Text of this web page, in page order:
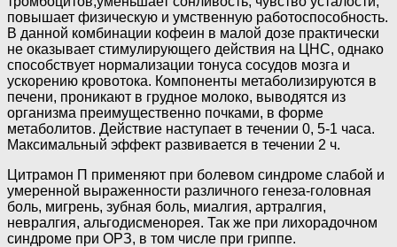
повышает физическую и умственную работоспособность.
В данной комбинации кофеин в малой дозе практически
не оказывает стимулирующего действия на ЦНС, однако
способствует нормализации тонуса сосудов мозга и
ускорению кровотока. Компоненты метаболизируются в
печени, проникают в грудное молоко, выводятся из
организма преимущественно почками, в форме
метаболитов. Действие наступает в течении 0, 5-1 часа.
Максимальный эффект развивается в течении 2 ч.
Цитрамон П применяют при болевом синдроме слабой и
умеренной выраженности различного генеза-головная
боль, мигрень, зубная боль, миалгия, артралгия,
невралгия, альгодисменорея. Так же при лихорадочном
синдроме при ОРЗ, в том числе при гриппе.